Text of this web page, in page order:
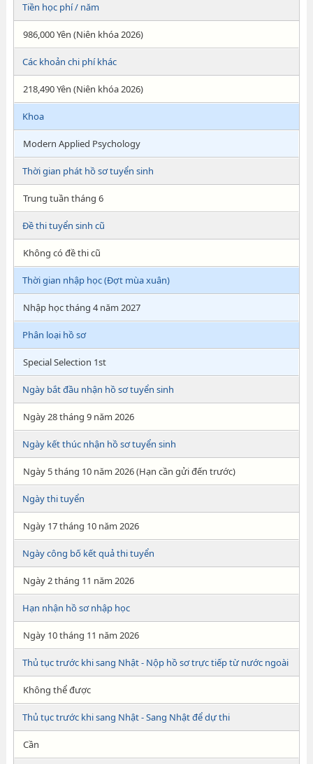
Tiền học phí / năm
986,000 Yên (Niên khóa 2026)
Các khoản chi phí khác
218,490 Yên (Niên khóa 2026)
Khoa
Modern Applied Psychology
Thời gian phát hồ sơ tuyển sinh
Trung tuần tháng 6
Đề thi tuyển sinh cũ
Không có đề thi cũ
Thời gian nhập học (Đợt mùa xuân)
Nhập học tháng 4 năm 2027
Phân loại hồ sơ
Special Selection 1st
Ngày bắt đầu nhận hồ sơ tuyển sinh
Ngày 28 tháng 9 năm 2026
Ngày kết thúc nhận hồ sơ tuyển sinh
Ngày 5 tháng 10 năm 2026 (Hạn cần gửi đến trước)
Ngày thi tuyển
Ngày 17 tháng 10 năm 2026
Ngày công bố kết quả thi tuyển
Ngày 2 tháng 11 năm 2026
Hạn nhận hồ sơ nhập học
Ngày 10 tháng 11 năm 2026
Thủ tục trước khi sang Nhật - Nộp hồ sơ trực tiếp từ nước ngoài
Không thể được
Thủ tục trước khi sang Nhật - Sang Nhật để dự thi
Cần